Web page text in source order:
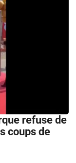
refuse de
coups de